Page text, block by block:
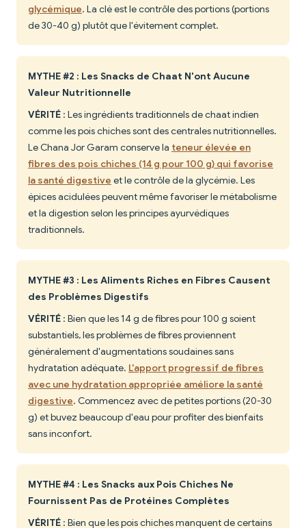
glycémique. La clé est le contrôle des portions (portions
de 30-40 g) plutôt que l'évitement complet.
MYTHE #2 : Les Snacks de Chaat N'ont Aucune
Valeur Nutritionnelle
VÉRITÉ : Les ingrédients traditionnels de chaat indien
comme les pois chiches sont des centrales nutritionnelles.
Le Chana Jor Garam conserve la teneur élevée en
fibres des pois chiches (14 g pour 100 g) qui favorise
la santé digestive et le contrôle de la glycémie. Les
épices acidulées peuvent même favoriser le métabolisme
et la digestion selon les principes ayurvédiques
traditionnels.
MYTHE #3 : Les Aliments Riches en Fibres Causent
des Problèmes Digestifs
VÉRITÉ : Bien que les 14 g de fibres pour 100 g soient
substantiels, les problèmes de fibres proviennent
généralement d'augmentations soudaines sans
hydratation adéquate. L'apport progressif de fibres
avec une hydratation appropriée améliore la santé
digestive. Commencez avec de petites portions (20-30
g) et buvez beaucoup d'eau pour profiter des bienfaits
sans inconfort.
MYTHE #4 : Les Snacks aux Pois Chiches Ne
Fournissent Pas de Protéines Complètes
VÉRITÉ : Bien que les pois chiches manquent de certains